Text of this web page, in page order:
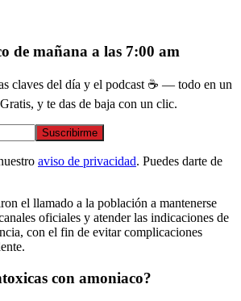
de mañana a las 7:00 am
claves del día y el podcast ☕ — todo en un
y te das de baja con un clic.
Suscribirme
aviso de privacidad. Puedes darte de
el llamado a la población a mantenerse
oficiales y atender las indicaciones de
con el fin de evitar complicaciones
con amoniaco?